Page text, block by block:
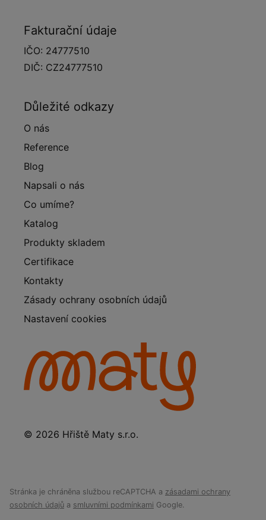
Fakturační údaje
IČO: 24777510
DIČ: CZ24777510
Důležité odkazy
O nás
Reference
Blog
Napsali o nás
Co umíme?
Katalog
Produkty skladem
Certifikace
Kontakty
Zásady ochrany osobních údajů
Nastavení cookies
© 2026 Hřiště Maty s.r.o.
Stránka je chráněna službou reCAPTCHA a zásadami ochrany
osobních údajů a smluvními podmínkami Google.